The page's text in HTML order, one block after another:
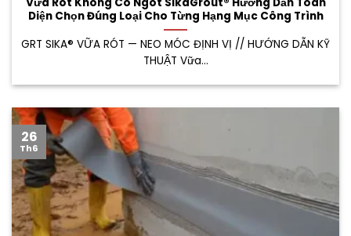
Diện Chọn Đúng Loại Cho Từng Hạng Mục Công Trình
GRT SIKA® VỮA RÓT — NEO MÓC ĐỊNH VỊ // HƯỚNG DẪN KỸ
THUẬT Vữa...
26
Th6